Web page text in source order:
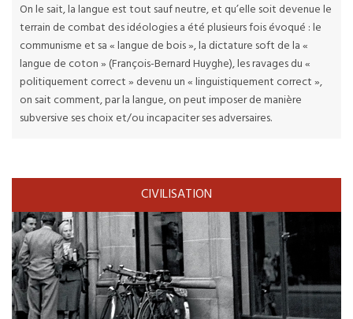
On le sait, la langue est tout sauf neutre, et qu’elle soit devenue le
terrain de combat des idéologies a été plusieurs fois évoqué : le
communisme et sa « langue de bois », la dictature soft de la «
langue de coton » (François-Bernard Huyghe), les ravages du «
politiquement correct » devenu un « linguistiquement correct »,
on sait comment, par la langue, on peut imposer de manière
subversive ses choix et/ou incapaciter ses adversaires.
CIVILISATION